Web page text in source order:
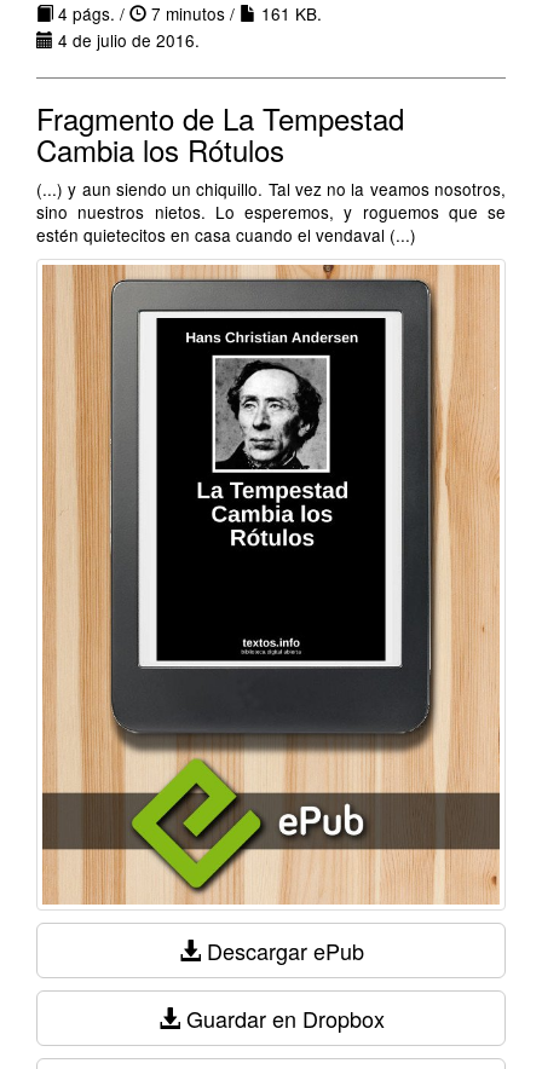
4 págs. /
7 minutos /
161 KB.
4 de julio de 2016.
Fragmento de La Tempestad
Cambia los Rótulos
(...) y aun siendo un chiquillo. Tal vez no la veamos nosotros,
sino nuestros nietos. Lo esperemos, y roguemos que se
estén quietecitos en casa cuando el vendaval (...)
Descargar ePub
Guardar en Dropbox